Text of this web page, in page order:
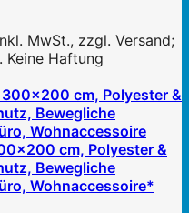
MwSt., zzgl. Versand;
Keine Haftung
cm, Polyester &
Bewegliche
Wohnaccessoire*